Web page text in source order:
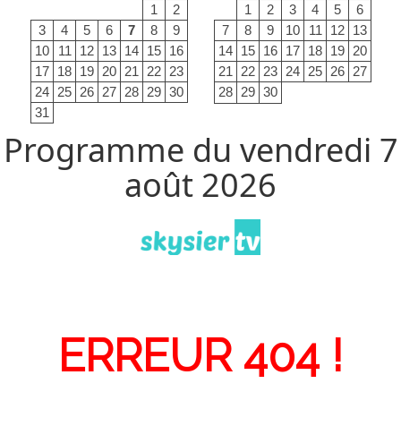
1
2
3
4 5 6 7 8
9
10
11 12 13 14 15 16
17 18 19 20 21 22 23
24 25 26 27 28 29 30
31
1
2 3 4 5
6
7
8 9 10 11 12 13
14 15 16 17 18 19 20
21
22 23 24 25 26 27
28 29 30
Programme du vendredi 7
août 2026